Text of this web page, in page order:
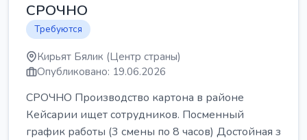
СРОЧНО
Требуются
Кирьят Бялик (Центр страны)
Опубликовано: 19.06.2026
СРОЧНО Производство картона в районе
Кейсарии ищет сотрудников. Посменный
график работы (3 смены по 8 часов) Достойная з